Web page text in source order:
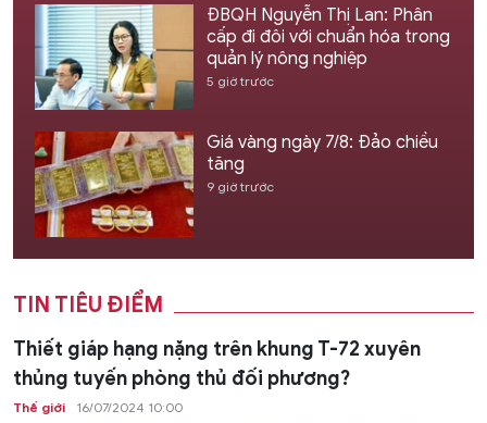
ĐBQH Nguyễn Thị Lan: Phân
cấp đi đôi với chuẩn hóa trong
quản lý nông nghiệp
5 giờ trước
Giá vàng ngày 7/8: Đảo chiều
tăng
9 giờ trước
TIN TIÊU ĐIỂM
Thiết giáp hạng nặng trên khung T-72 xuyên
thủng tuyến phòng thủ đối phương?
Thế giới 16/07/2024 10:00